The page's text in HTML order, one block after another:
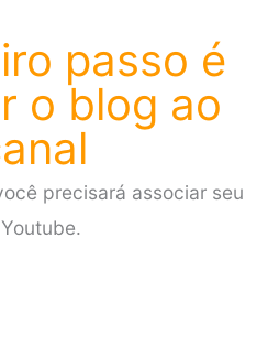
passo é
o blog ao
precisará associar seu